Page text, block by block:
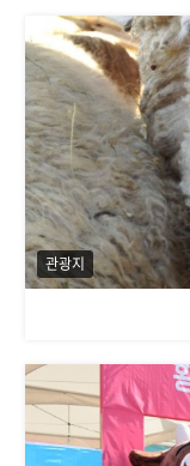
관광지